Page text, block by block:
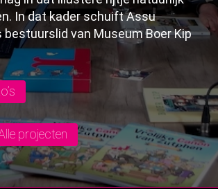
In dat kader schuift Assu
bestuurslid van Museum Boer Kip
projecten